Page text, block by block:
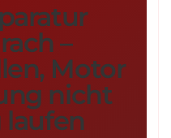
–
Motor
nicht